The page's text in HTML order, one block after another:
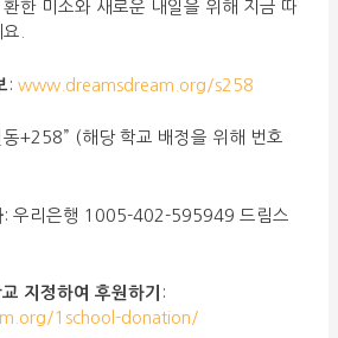
한 미소와 새로운 내일을 위해 지금 따
.
:www.dreamsdream.org/s258
동+258” (해당 학교 배정을 위해 번호
: 우리은행 1005-402-595949 드림스
지정하여 후원하기 :
1school-donation/